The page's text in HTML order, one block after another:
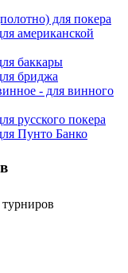
для покера
американской
баккары
бриджа
- для винного
русского покера
Пунто Банко